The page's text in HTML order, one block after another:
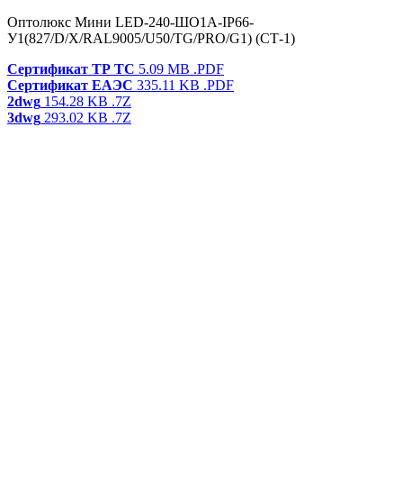
Оптолюкс Мини LED-240-ШО1А-IP66-
У1(827/D/X/RAL9005/U50/TG/PRO/G1) (СТ-1)
Сертификат ТР ТС 5.09 MB .PDF
Сертификат ЕАЭС 335.11 KB .PDF
2dwg 154.28 KB .7Z
3dwg 293.02 KB .7Z